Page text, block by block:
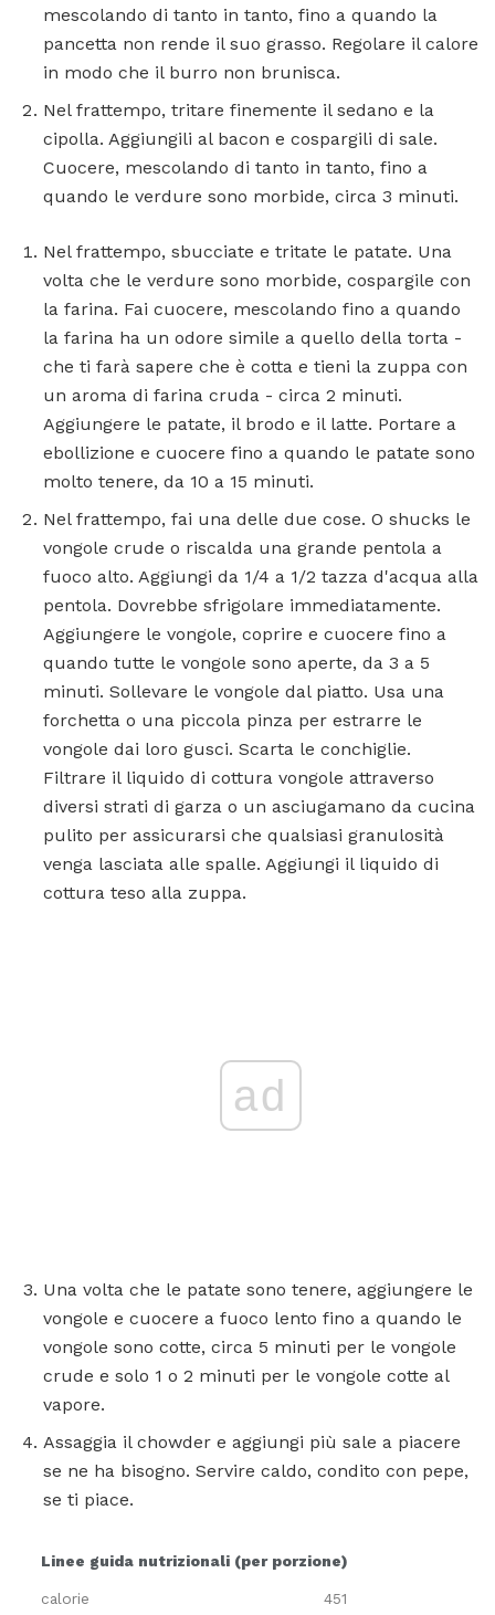
mescolando di tanto in tanto, fino a quando la
pancetta non rende il suo grasso. Regolare il calore
in modo che il burro non brunisca.
Nel frattempo, tritare finemente il sedano e la
cipolla. Aggiungili al bacon e cospargili di sale.
Cuocere, mescolando di tanto in tanto, fino a
quando le verdure sono morbide, circa 3 minuti.
Nel frattempo, sbucciate e tritate le patate. Una
volta che le verdure sono morbide, cospargile con
la farina. Fai cuocere, mescolando fino a quando
la farina ha un odore simile a quello della torta -
che ti farà sapere che è cotta e tieni la zuppa con
un aroma di farina cruda - circa 2 minuti.
Aggiungere le patate, il brodo e il latte. Portare a
ebollizione e cuocere fino a quando le patate sono
molto tenere, da 10 a 15 minuti.
Nel frattempo, fai una delle due cose. O shucks le
vongole crude o riscalda una grande pentola a
fuoco alto. Aggiungi da 1/4 a 1/2 tazza d'acqua alla
pentola. Dovrebbe sfrigolare immediatamente.
Aggiungere le vongole, coprire e cuocere fino a
quando tutte le vongole sono aperte, da 3 a 5
minuti. Sollevare le vongole dal piatto. Usa una
forchetta o una piccola pinza per estrarre le
vongole dai loro gusci. Scarta le conchiglie.
Filtrare il liquido di cottura vongole attraverso
diversi strati di garza o un asciugamano da cucina
pulito per assicurarsi che qualsiasi granulosità
venga lasciata alle spalle. Aggiungi il liquido di
cottura teso alla zuppa.
ad
Una volta che le patate sono tenere, aggiungere le
vongole e cuocere a fuoco lento fino a quando le
vongole sono cotte, circa 5 minuti per le vongole
crude e solo 1 o 2 minuti per le vongole cotte al
vapore.
Assaggia il chowder e aggiungi più sale a piacere
se ne ha bisogno. Servire caldo, condito con pepe,
se ti piace.
Linee guida nutrizionali (per porzione)
calorie 451